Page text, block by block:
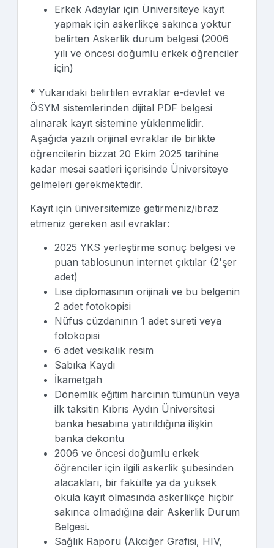
Erkek Adaylar için Üniversiteye kayıt
yapmak için askerlikçe sakınca yoktur
belirten Askerlik durum belgesi (2006
yılı ve öncesi doğumlu erkek öğrenciler
için)
* Yukarıdaki belirtilen evraklar e-devlet ve
ÖSYM sistemlerinden dijital PDF belgesi
alınarak kayıt sistemine yüklenmelidir.
Aşağıda yazılı orijinal evraklar ile birlikte
öğrencilerin bizzat 20 Ekim 2025 tarihine
kadar mesai saatleri içerisinde Üniversiteye
gelmeleri gerekmektedir.
Kayıt için üniversitemize getirmeniz/ibraz
etmeniz gereken asıl evraklar:
2025 YKS yerleştirme sonuç belgesi ve
puan tablosunun internet çıktılar (2'şer
adet)
Lise diplomasının orijinali ve bu belgenin
2 adet fotokopisi
Nüfus cüzdanının 1 adet sureti veya
fotokopisi
6 adet vesikalık resim
Sabıka Kaydı
İkametgah
Dönemlik eğitim harcının tümünün veya
ilk taksitin Kıbrıs Aydın Üniversitesi
banka hesabına yatırıldığına ilişkin
banka dekontu
2006 ve öncesi doğumlu erkek
öğrenciler için ilgili askerlik şubesinden
alacakları, bir fakülte ya da yüksek
okula kayıt olmasında askerlikçe hiçbir
sakınca olmadığına dair Askerlik Durum
Belgesi.
Sağlık Raporu (Akciğer Grafisi, HIV,